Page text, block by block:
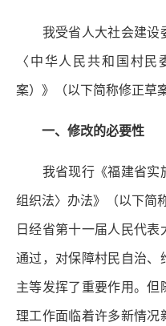
我受省人大社会建设
〈中华人民共和国村
案）》（以下简称修正草
一、修改的必要性
我省现行《福建省实
组织法〉办法》（以下简
日经省第十一届人民代
通过，对保障村民自治、
主等发挥了重要作用。但
理工作面临着许多新情况